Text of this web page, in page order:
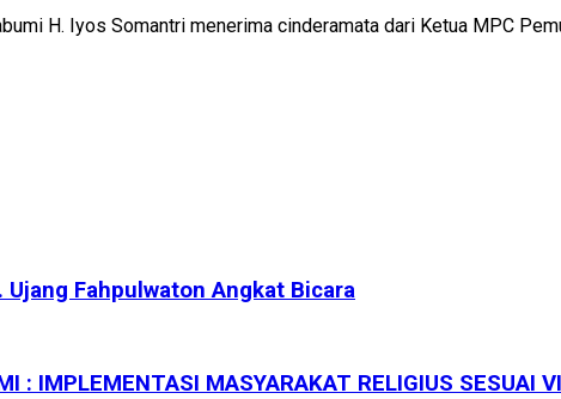
H. Iyos Somantri menerima cinderamata dari Ketua MPC
Fahpulwaton Angkat Bicara
: IMPLEMENTASI MASYARAKAT RELIGIUS SESUAI